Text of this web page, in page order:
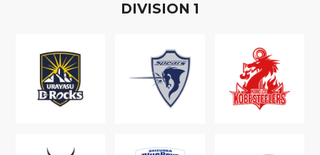
DIVISION 1